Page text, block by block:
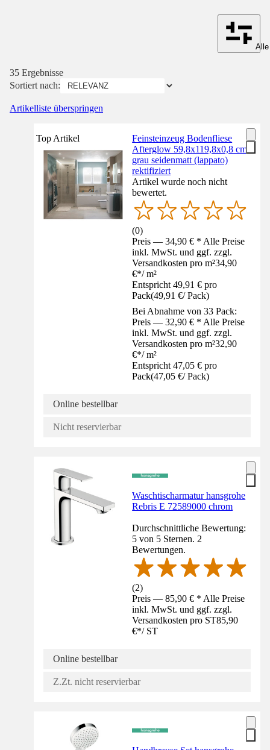
35 Ergebnisse
Sortiert nach:
Artikelliste überspringen
Top Artikel
Feinsteinzeug Bodenfliese
Afterglow 59,8x119,8x0,8 cm
grau seidenmatt (lappato)
rektifiziert
Artikel wurde noch nicht
bewertet.
(0)
Preis — 34,90 € * Alle Preise
inkl. MwSt. und ggf. zzgl.
Versandkosten pro m²34,90
€*/ m²
Entspricht 49,91 € pro
Pack(49,91 €/ Pack)
Bei Abnahme von 33 Pack:
Preis — 32,90 € * Alle Preise
inkl. MwSt. und ggf. zzgl.
Versandkosten pro m²32,90
€*/ m²
Entspricht 47,05 € pro
Pack(47,05 €/ Pack)
Online bestellbar
Nicht reservierbar
Waschtischarmatur hansgrohe
Rebris E 72589000 chrom
Durchschnittliche Bewertung:
5 von 5 Sternen. 2
Bewertungen.
(2)
Preis — 85,90 € * Alle Preise
inkl. MwSt. und ggf. zzgl.
Versandkosten pro ST85,90
€*/ ST
Online bestellbar
Z.Zt. nicht reservierbar